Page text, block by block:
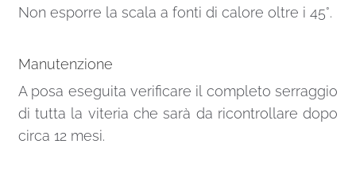
Non esporre la scala a fonti di calore oltre i 45°.
Manutenzione
A posa eseguita verificare il completo serraggio
di tutta la viteria che sarà da ricontrollare dopo
circa 12 mesi.